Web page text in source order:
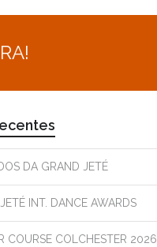
DA GRAND JETÉ
INT. DANCE AWARDS
COURSE COLCHESTER 2026